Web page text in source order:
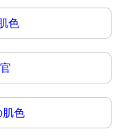
色
肌色